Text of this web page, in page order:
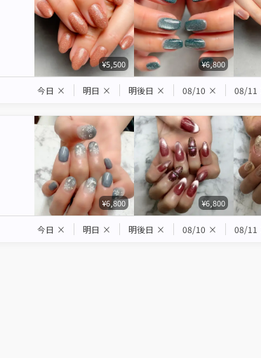
¥5,500 ¥6,800
今日 × 明日 × 明後日 × 08/10 × 08/11
¥6,800 ¥6,800
今日 × 明日 × 明後日 × 08/10 × 08/11